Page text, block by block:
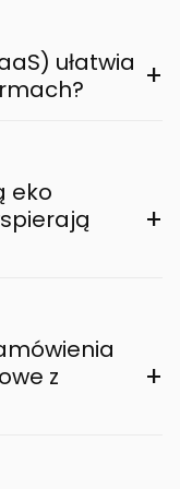
ułatwia +
eko
+
z
+